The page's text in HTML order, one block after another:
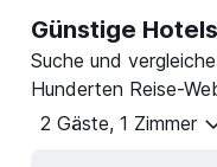
Günstige
Suche und
Hunderten Reise-
2 Gäste, 1 Zimmer